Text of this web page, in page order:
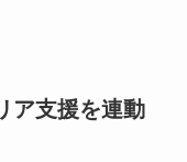
ア支援を連動